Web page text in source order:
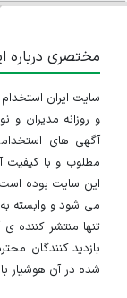
مختصری درباره
و روزانه مدیران
آگهی های
مطلوب و با کیفیت
این سایت بوده
می شود و وابسته
تنها منتشر کننده
بازدید کنندگان
شده در آن هوشیار